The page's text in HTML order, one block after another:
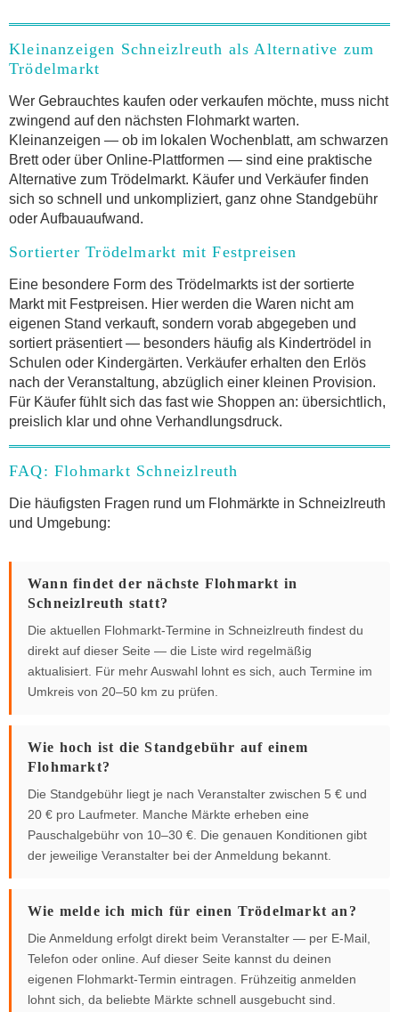
Kleinanzeigen Schneizlreuth als Alternative zum
Trödelmarkt
Wer Gebrauchtes kaufen oder verkaufen möchte, muss nicht
zwingend auf den nächsten Flohmarkt warten.
Kleinanzeigen — ob im lokalen Wochenblatt, am schwarzen
Brett oder über Online-Plattformen — sind eine praktische
Alternative zum Trödelmarkt. Käufer und Verkäufer finden
sich so schnell und unkompliziert, ganz ohne Standgebühr
oder Aufbauaufwand.
Sortierter Trödelmarkt mit Festpreisen
Eine besondere Form des Trödelmarkts ist der sortierte
Markt mit Festpreisen. Hier werden die Waren nicht am
eigenen Stand verkauft, sondern vorab abgegeben und
sortiert präsentiert — besonders häufig als Kindertrödel in
Schulen oder Kindergärten. Verkäufer erhalten den Erlös
nach der Veranstaltung, abzüglich einer kleinen Provision.
Für Käufer fühlt sich das fast wie Shoppen an: übersichtlich,
preislich klar und ohne Verhandlungsdruck.
FAQ: Flohmarkt Schneizlreuth
Die häufigsten Fragen rund um Flohmärkte in Schneizlreuth
und Umgebung:
Wann findet der nächste Flohmarkt in
Schneizlreuth statt?
Die aktuellen Flohmarkt-Termine in Schneizlreuth findest du
direkt auf dieser Seite — die Liste wird regelmäßig
aktualisiert. Für mehr Auswahl lohnt es sich, auch Termine im
Umkreis von 20–50 km zu prüfen.
Wie hoch ist die Standgebühr auf einem
Flohmarkt?
Die Standgebühr liegt je nach Veranstalter zwischen 5 € und
20 € pro Laufmeter. Manche Märkte erheben eine
Pauschalgebühr von 10–30 €. Die genauen Konditionen gibt
der jeweilige Veranstalter bei der Anmeldung bekannt.
Wie melde ich mich für einen Trödelmarkt an?
Die Anmeldung erfolgt direkt beim Veranstalter — per E-Mail,
Telefon oder online. Auf dieser Seite kannst du deinen
eigenen Flohmarkt-Termin eintragen. Frühzeitig anmelden
lohnt sich, da beliebte Märkte schnell ausgebucht sind.